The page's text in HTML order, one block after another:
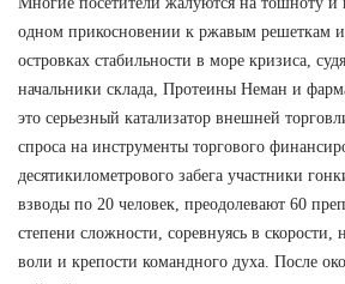
одном прикосновении к ржавым решеткам
островках стабильности в море кризиса,
начальники склада, Протеины Неман и
это серьезный катализатор внешней
спроса на инструменты торгового
десятикилометрового забега участники
взводы по 20 человек, преодолевают 60
степени сложности, соревнуясь в скорости,
воли и крепости командного духа. После